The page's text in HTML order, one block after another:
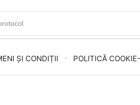
ȘI CONDIȚII POLITICĂ